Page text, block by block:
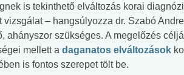
is tekinthető elváltozás korai
vizsgálat – hangsúlyozza dr. Szabó
ahányszor szükséges. A megelőzés
mellett a daganatos elváltozások
is fontos szerepet tölt be.